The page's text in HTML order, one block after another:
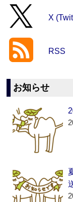
X
RSS
お知らせ